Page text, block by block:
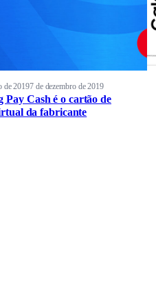
de 20197 de dezembro de 2019
Pay Cash é o cartão de
da fabricante